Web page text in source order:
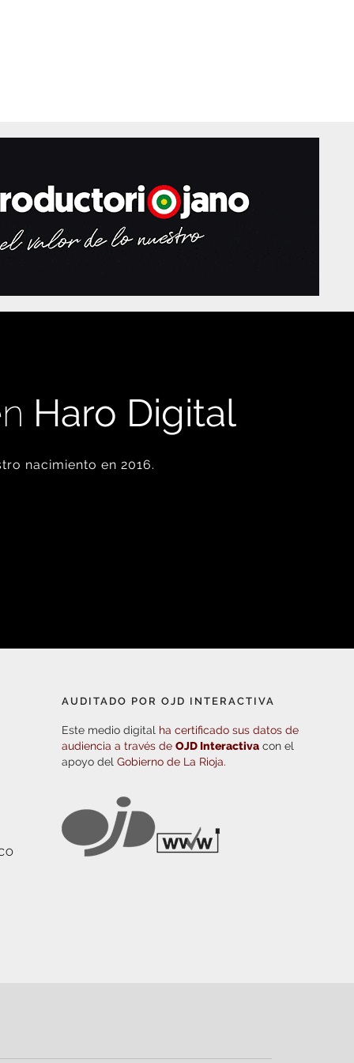
Haro Digital
nacimiento en 2016.
AUDITADO POR OJD INTERACTIVA
Este medio digital ha certificado sus datos de
audiencia a través deOJD Interactiva con el
apoyo delGobierno de La Rioja.